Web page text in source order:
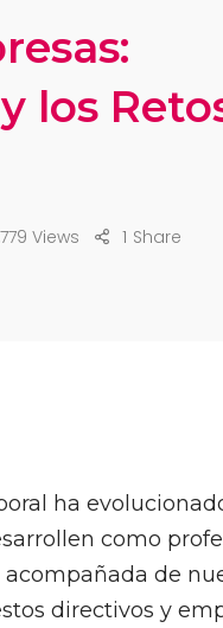
los
Views Share
1
ha
como
de
directivos y